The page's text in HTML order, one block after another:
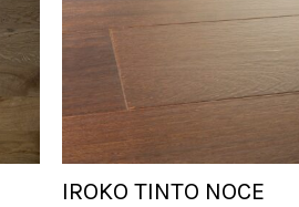
IROKO TINTO NOCE